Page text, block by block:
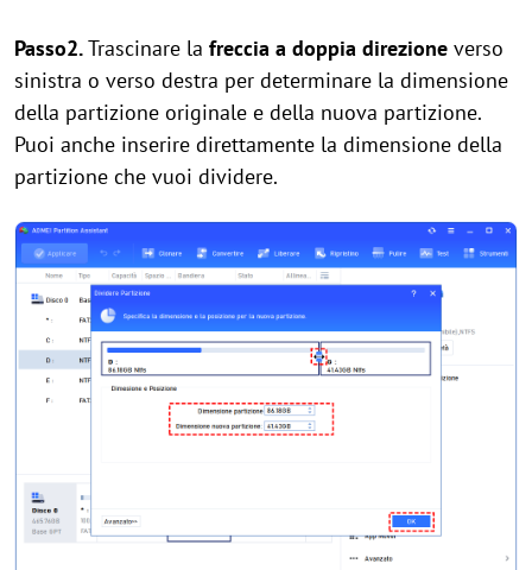
Passo2.Trascinare la freccia a doppia direzione verso
sinistra o verso destra per determinare la dimensione
della partizione originale e della nuova partizione.
Puoi anche inserire direttamente la dimensione della
partizione che vuoi dividere.